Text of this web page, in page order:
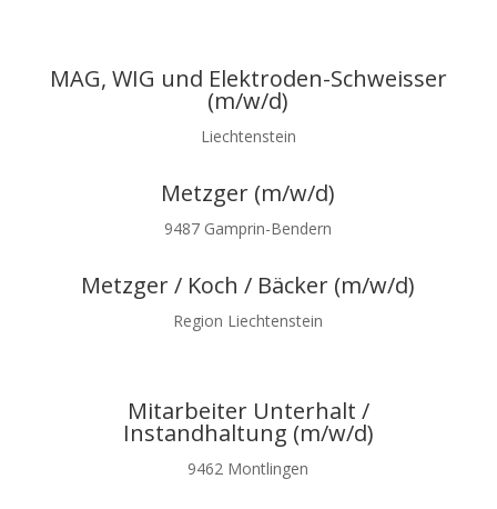
MAG, WIG und Elektroden-Schweisser
(m/w/d)
Liechtenstein
Metzger (m/w/d)
9487 Gamprin-Bendern
Metzger / Koch / Bäcker (m/w/d)
Region Liechtenstein
Mitarbeiter Unterhalt /
Instandhaltung (m/w/d)
9462 Montlingen